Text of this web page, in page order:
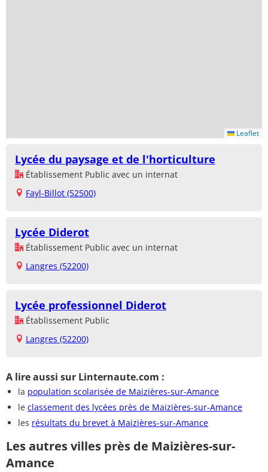
Leaflet
Lycée du paysage et de l'horticulture
Établissement Public avec un internat
Fayl-Billot (52500)
Lycée Diderot
Établissement Public avec un internat
Langres (52200)
Lycée professionnel Diderot
Établissement Public
Langres (52200)
A lire aussi sur Linternaute.com :
la population scolarisée de Maizières-sur-Amance
le classement des lycées près de Maizières-sur-Amance
les résultats du brevet à Maizières-sur-Amance
Les autres villes près de Maizières-sur-
Amance